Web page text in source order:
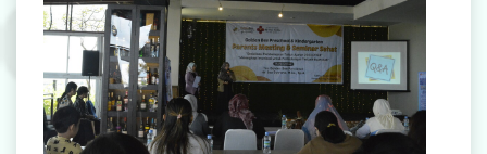
Berita & Informasi Kesehatan
Kegiatan
Menu Lain-lain